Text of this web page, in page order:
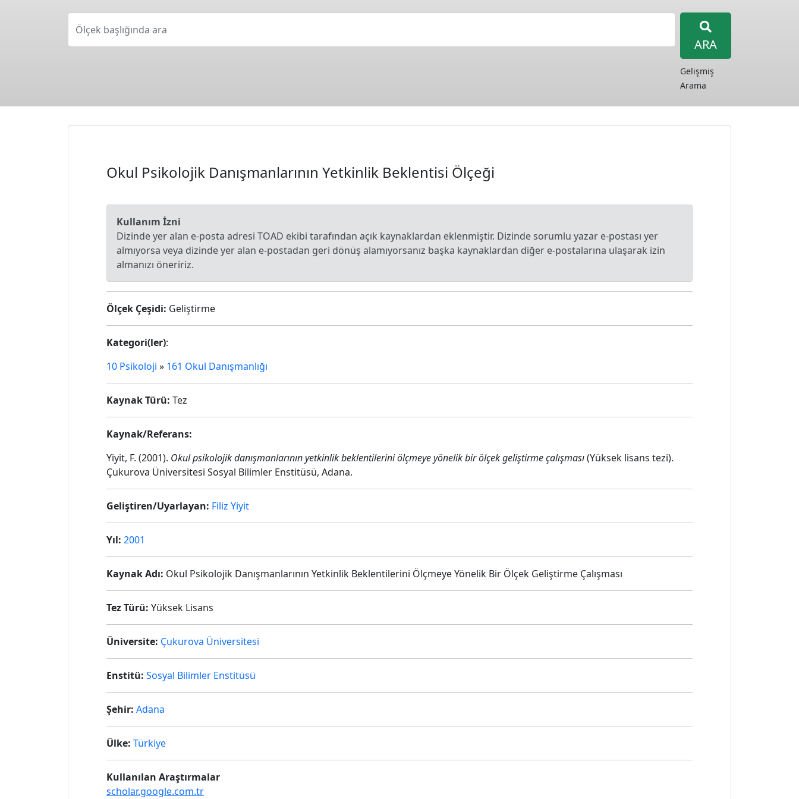
Ölçek başlığında ara
ARA
Gelişmiş
Arama
Okul Psikolojik Danışmanlarının Yetkinlik Beklentisi Ölçeği
Kullanım İzni
Dizinde yer alan e-posta adresi TOAD ekibi tarafından açık kaynaklardan eklenmiştir. Dizinde sorumlu yazar e-postası yer
almıyorsa veya dizinde yer alan e-postadan geri dönüş alamıyorsanız başka kaynaklardan diğer e-postalarına ulaşarak izin
almanızı öneririz.
Ölçek Çeşidi: Geliştirme
Kategori(ler):
10 Psikoloji » 161 Okul Danışmanlığı
Kaynak Türü: Tez
Kaynak/Referans:
Yiyit, F. (2001). Okul psikolojik danışmanlarının yetkinlik beklentilerini ölçmeye yönelik bir ölçek geliştirme çalışması(Yüksek lisans tezi).
Çukurova Üniversitesi Sosyal Bilimler Enstitüsü, Adana.
Geliştiren/Uyarlayan: Filiz Yiyit
Yıl: 2001
Kaynak Adı: Okul Psikolojik Danışmanlarının Yetkinlik Beklentilerini Ölçmeye Yönelik Bir Ölçek Geliştirme Çalışması
Tez Türü: Yüksek Lisans
Üniversite: Çukurova Üniversitesi
Enstitü: Sosyal Bilimler Enstitüsü
Şehir: Adana
Ülke: Türkiye
Kullanılan Araştırmalar
scholar.google.com.tr